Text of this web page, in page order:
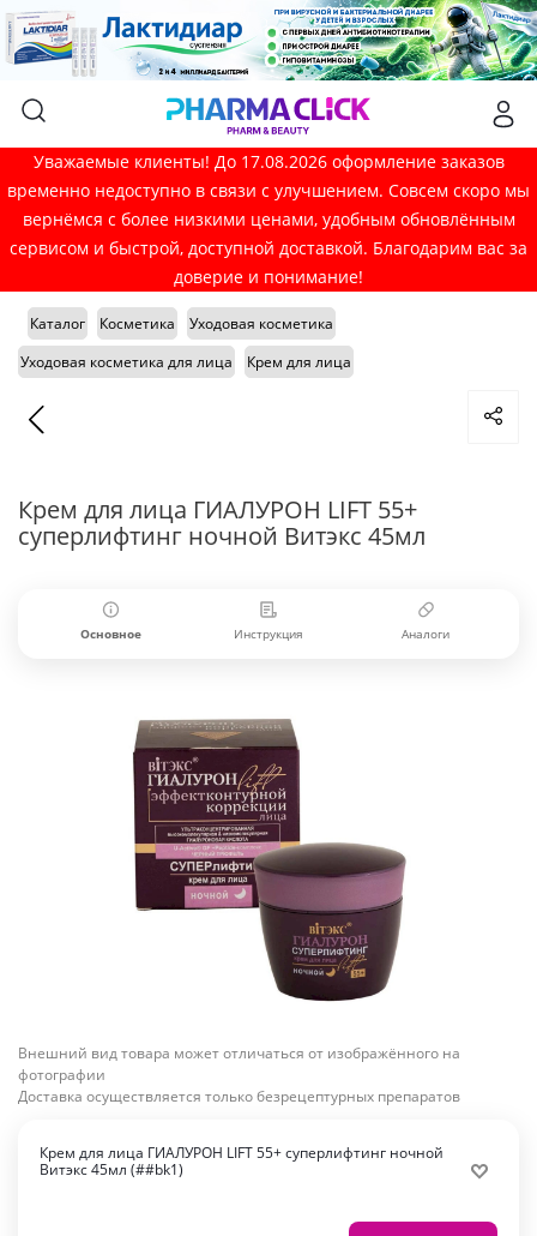
Уважаемые клиенты! До 17.08.2026 оформление заказов
временно недоступно в связи с улучшением. Совсем скоро мы
вернёмся с более низкими ценами, удобным обновлённым
сервисом и быстрой, доступной доставкой. Благодарим вас за
доверие и понимание!
Каталог Косметика
Уходовая косметика
Уходовая косметика для лица
Крем для лица
Крем для лица ГИАЛУРОН LIFT 55+
суперлифтинг ночной Витэкс 45мл
Основное Инструкция Аналоги
Внешний вид товара может отличаться от изображённого на
фотографии
Доставка осуществляется только безрецептурных препаратов
Крем для лица ГИАЛУРОН LIFT 55+ суперлифтинг ночной
Витэкс 45мл (##bk1)